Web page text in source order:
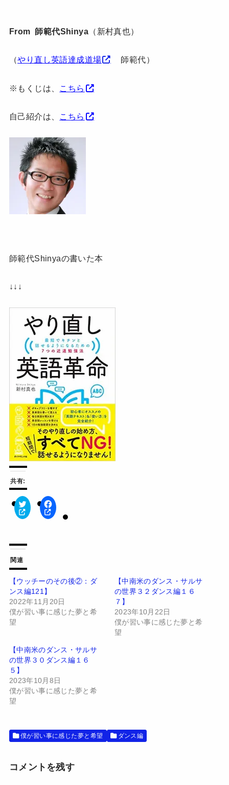
From 師範代Shinya （新村真也）
（やり直し英語達成道場 師範代）
※もくじは、 こちら
自己紹介は、 こちら
師範代Shinyaの書いた本
↓↓↓
共有:
ク
リ
て
T
w
i
t
t
e
r
で
共
有
(
ウ
ィ
ン
ド
ウ
で
開
き
F
a
有
す
る
に
は
ク
リ
て
く
だ
さ
(
新
し
ウ
で
開
す
関連
【ウッチーのその後②：ダ
ンス編121】
2022年11月20日
僕が習い事に感じた夢と希
望
【中南米のダンス・サルサ
の世界３２ダンス編１６
７】
2023年10月22日
僕が習い事に感じた夢と希
望
【中南米のダンス・サルサ
の世界３０ダンス編１６
５】
2023年10月8日
僕が習い事に感じた夢と希
望
僕が習い事に感じた夢と希望 ダンス編
コメントを残す